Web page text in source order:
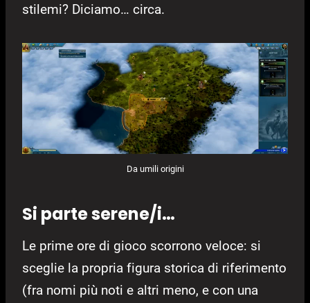
stilemi? Diciamo… circa.
Da umili origini
Si parte serene/i…
Le prime ore di gioco scorrono veloce: si
sceglie la propria figura storica di riferimento
(fra nomi più noti e altri meno, e con una